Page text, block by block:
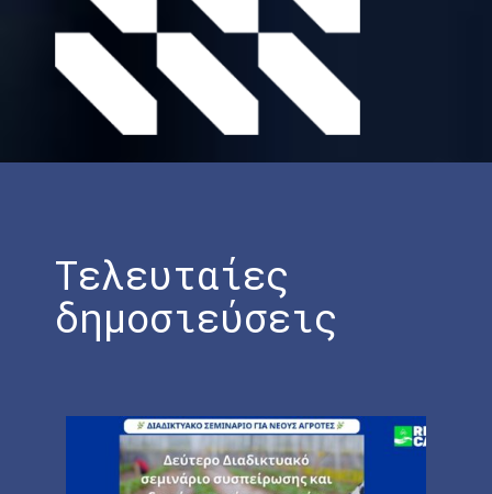
Τελευταίες
δημοσιεύσεις